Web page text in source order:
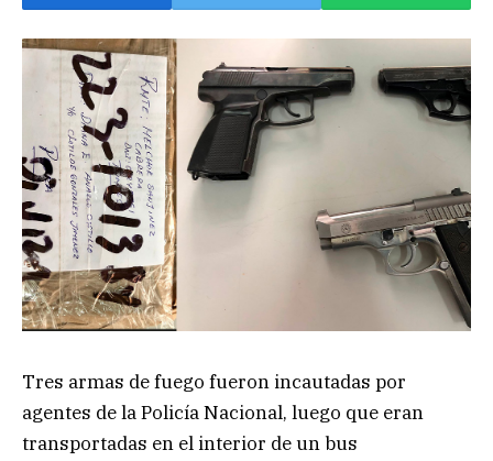
Tres armas de fuego fueron incautadas por
agentes de la Policía Nacional, luego que eran
transportadas en el interior de un bus